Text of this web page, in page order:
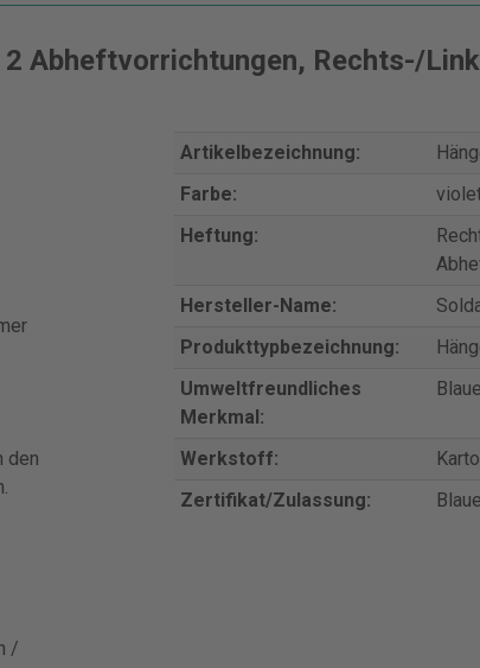
Abheftvorrichtungen, Rechts-/
den
/
Artikelbezeichnung:
Farbe:
Heftung:
Hersteller-Name:
Produkttypbezeichnung:
Umweltfreundliches
Merkmal:
Werkstoff:
Zertifikat/Zulassung: